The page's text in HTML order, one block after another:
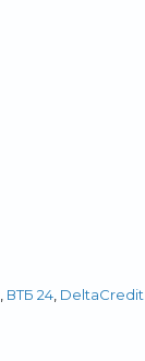
, ВТБ 24, DeltaCredit